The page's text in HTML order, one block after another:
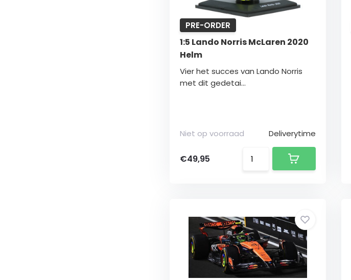
PRE-ORDER
1:5 Lando Norris McLaren 2020
Helm
Vier het succes van Lando Norris
met dit gedetai...
Niet op voorraad Deliverytime
€49,95